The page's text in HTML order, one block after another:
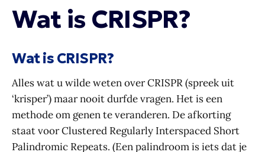
Wat is CRISPR?
Wat is CRISPR?
Alles wat u wilde weten over CRISPR (spreek uit
‘krisper’) maar nooit durfde vragen. Het is een
methode om genen te veranderen. De afkorting
staat voor Clustered Regularly Interspaced Short
Palindromic Repeats. (Een palindroom is iets dat je